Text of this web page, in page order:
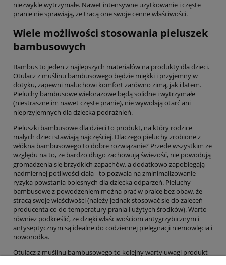
niezwykle wytrzymałe. Nawet intensywne użytkowanie i częste
pranie nie sprawiają, że tracą one swoje cenne właściwości.
Wiele możliwości stosowania pieluszek
bambusowych
Bambus to jeden z najlepszych materiałów na produkty dla dzieci.
Otulacz z muślinu bambusowego będzie miękki i przyjemny w
dotyku, zapewni maluchowi komfort zarówno zimą, jak i latem.
Pieluchy bambusowe wielorazowe będą solidne i wytrzymałe
(niestraszne im nawet częste pranie), nie wywołają otarć ani
nieprzyjemnych dla dziecka podrażnień.
Pieluszki bambusowe dla dzieci to produkt, na który rodzice
małych dzieci stawiają najczęściej. Dlaczego pieluchy zrobione z
włókna bambusowego to dobre rozwiązanie? Przede wszystkim ze
względu na to, że bardzo długo zachowują świeżość, nie powodują
gromadzenia się brzydkich zapachów, a dodatkowo zapobiegają
nadmiernej potliwości ciała - to pozwala na zminimalizowanie
ryzyka powstania bolesnych dla dziecka odparzeń. Pieluchy
bambusowe z powodzeniem można prać w pralce bez obaw, że
stracą swoje właściwości (należy jednak stosować się do zaleceń
producenta co do temperatury prania i użytych środków). Warto
również podkreślić, że dzięki właściwościom antygrzybicznym i
antyseptycznym są idealne do codziennej pielęgnacji niemowlęcia i
noworodka.
Otulacz z muślinu bambusowego to kolejny warty uwagi produkt